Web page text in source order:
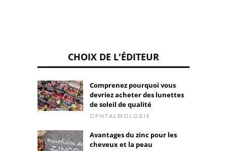
CHOIX DE L'ÉDITEUR
Comprenez pourquoi vous
devriez acheter des lunettes
de soleil de qualité
OPHTALMOLOGIE
Avantages du zinc pour les
cheveux et la peau